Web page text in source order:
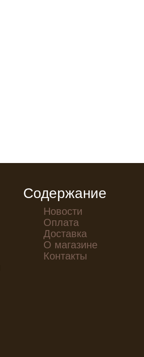
Содержание
Новости
Оплата
Доставка
О магазине
Контакты